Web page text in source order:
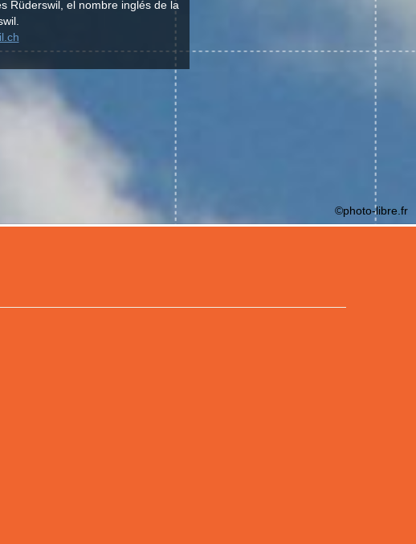
Rüderswil, el nombre inglés de la
©photo-libre.fr